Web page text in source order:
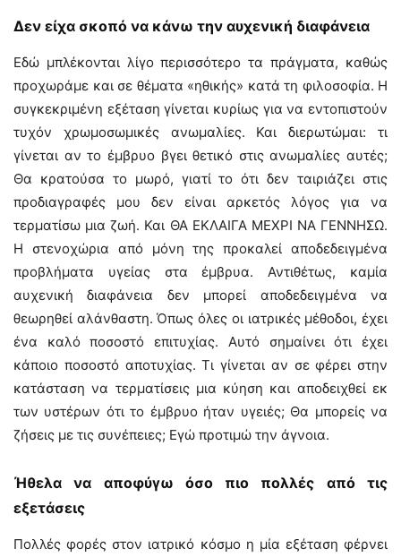
Δεν είχα σκοπό να κάνω την αυχενική διαφάνεια
Εδώ μπλέκονται λίγο περισσότερο τα πράγματα, καθώς
προχωράμε και σε θέματα «ηθικής» κατά τη φιλοσοφία. Η
συγκεκριμένη εξέταση γίνεται κυρίως για να εντοπιστούν
τυχόν χρωμοσωμικές ανωμαλίες. Και διερωτώμαι: τι
γίνεται αν το έμβρυο βγει θετικό στις ανωμαλίες αυτές;
Θα κρατούσα το μωρό, γιατί το ότι δεν ταιριάζει στις
προδιαγραφές μου δεν είναι αρκετός λόγος για να
τερματίσω μια ζωή. Και ΘΑ ΕΚΛΑΙΓΑ ΜΕΧΡΙ ΝΑ ΓΕΝΝΗΣΩ.
Η στενοχώρια από μόνη της προκαλεί αποδεδειγμένα
προβλήματα υγείας στα έμβρυα. Αντιθέτως, καμία
αυχενική διαφάνεια δεν μπορεί αποδεδειγμένα να
θεωρηθεί αλάνθαστη. Όπως όλες οι ιατρικές μέθοδοι, έχει
ένα καλό ποσοστό επιτυχίας. Αυτό σημαίνει ότι έχει
κάποιο ποσοστό αποτυχίας. Τι γίνεται αν σε φέρει στην
κατάσταση να τερματίσεις μια κύηση και αποδειχθεί εκ
των υστέρων ότι το έμβρυο ήταν υγειές; Θα μπορείς να
ζήσεις με τις συνέπειες; Εγώ προτιμώ την άγνοια.
Ήθελα να αποφύγω όσο πιο πολλές από τις
εξετάσεις
Πολλές φορές στον ιατρικό κόσμο η μία εξέταση φέρνει